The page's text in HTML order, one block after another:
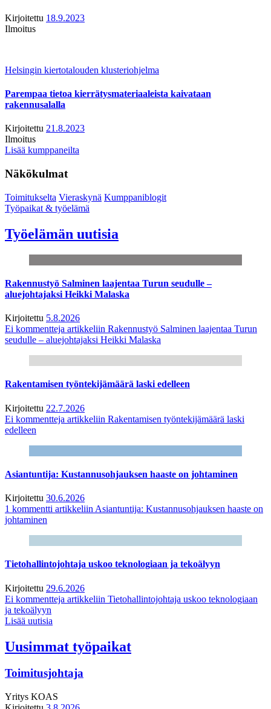
Kirjoitettu 18.9.2023
Ilmoitus
Helsingin kiertotalouden klusteriohjelma
Parempaa tietoa kierrätysmateriaaleista kaivataan
rakennusalalla
Kirjoitettu 21.8.2023
Ilmoitus
Lisää kumppaneilta
Näkökulmat
Toimitukselta Vieraskynä Kumppaniblogit
Työpaikat & työelämä
Työelämän uutisia
Rakennustyö Salminen laajentaa Turun seudulle –
aluejohtajaksi Heikki Malaska
Kirjoitettu 5.8.2026
Ei kommentteja artikkeliin Rakennustyö Salminen laajentaa Turun
seudulle – aluejohtajaksi Heikki Malaska
Rakentamisen työntekijämäärä laski edelleen
Kirjoitettu 22.7.2026
Ei kommentteja artikkeliin Rakentamisen työntekijämäärä laski
edelleen
Asiantuntija: Kustannusohjauksen haaste on johtaminen
Kirjoitettu 30.6.2026
1 kommentti artikkeliin Asiantuntija: Kustannusohjauksen haaste on
johtaminen
Tietohallintojohtaja uskoo teknologiaan ja tekoälyyn
Kirjoitettu 29.6.2026
Ei kommentteja artikkeliin Tietohallintojohtaja uskoo teknologiaan
ja tekoälyyn
Lisää uutisia
Uusimmat työpaikat
Toimitusjohtaja
Yritys KOAS